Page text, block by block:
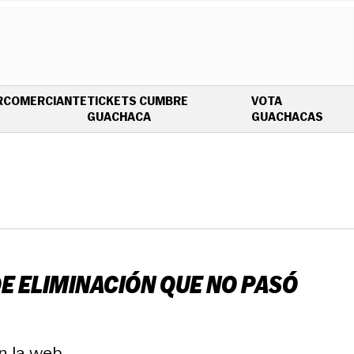
COMERCIANTETICKETS CUMBRE
GUACHACAOPENS IN NEW WINDOW
VOTA
GUACHACAS
ELIMINACIÓN QUE NO PASÓ